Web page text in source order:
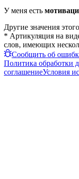
У меня есть
Другие значения
* Артикуляция на
слов, имеющих
Сообщить об
Политика обработки
соглашениеУсловия